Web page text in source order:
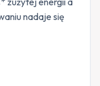
nadaje się